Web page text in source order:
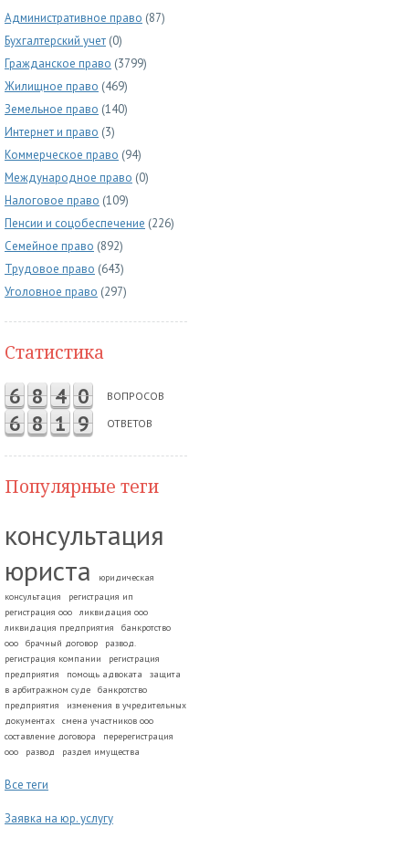
Административное право (87)
Бухгалтерский учет (0)
Гражданское право (3799)
Жилищное право (469)
Земельное право (140)
Интернет и право (3)
Коммерческое право (94)
Международное право (0)
Налоговое право (109)
Пенсии и соцобеспечение (226)
Семейное право (892)
Трудовое право (643)
Уголовное право (297)
Статистика
6 8 4 0 ВОПРОСОВ
6 8 1 9 ОТВЕТОВ
Популярные теги
консультация
юриста
юридическая
консультация
регистрация ип
регистрация ооо
ликвидация ооо
ликвидация предприятия
банкротство
ооо
брачный договор
развод.
регистрация компании
регистрация
предприятия
помощь адвоката
защита
в арбитражном суде
банкротство
предприятия
изменения в учредительных
документах
смена участников ооо
составление договора
перерегистрация
ооо
развод раздел имущества
Все теги
Заявка на юр. услугу